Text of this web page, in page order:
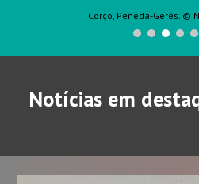
Corço, Peneda-Gerês. ©
Notícias em